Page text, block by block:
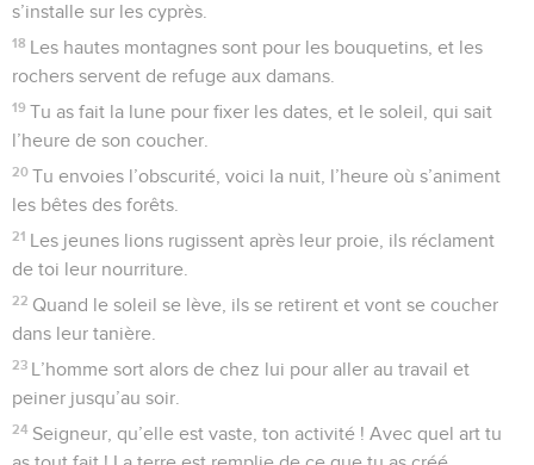
s’installe sur les cyprès.
18 Les hautes montagnes sont pour les bouquetins, et les
rochers servent de refuge aux damans.
19 Tu as fait la lune pour fixer les dates, et le soleil, qui sait
l’heure de son coucher.
20 Tu envoies l’obscurité, voici la nuit, l’heure où s’animent
les bêtes des forêts.
21 Les jeunes lions rugissent après leur proie, ils réclament
de toi leur nourriture.
22 Quand le soleil se lève, ils se retirent et vont se coucher
dans leur tanière.
23 L’homme sort alors de chez lui pour aller au travail et
peiner jusqu’au soir.
24 Seigneur, qu’elle est vaste, ton activité ! Avec quel art tu